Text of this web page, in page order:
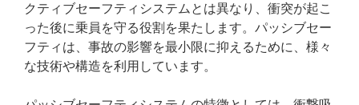
クティブセーフティシステムとは異なり、衝突が起こ
った後に乗員を守る役割を果たします。パッシブセー
フティは、事故の影響を最小限に抑えるために、様々
な技術や構造を利用しています。